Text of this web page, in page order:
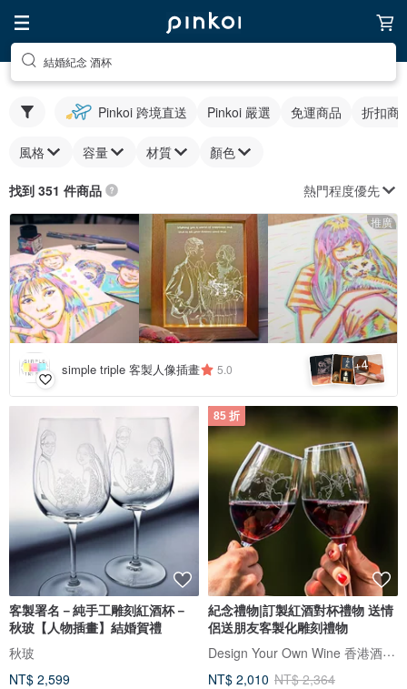
結婚紀念 酒杯
Pinkoi 跨境直送 Pinkoi 嚴選 免運商品 折扣商
風格 容量 材質 顏色
找到 351 件商品 熱門程度優先
推廣
simple triple 客製人像插畫 5.0 +4
客製署名－純手工雕刻紅酒杯－
秋玻【人物插畫】結婚賀禮
秋玻
NT$ 2,599
85 折
紀念禮物|訂製紅酒對杯禮物 送情
侶送朋友客製化雕刻禮物
Design Your Own Wine 香港酒瓶雕刻禮品專門店
NT$ 2,010 NT$ 2,364